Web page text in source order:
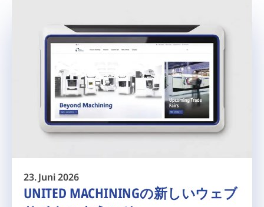
23. Juni 2026
UNITED MACHININGの新しいウェブ